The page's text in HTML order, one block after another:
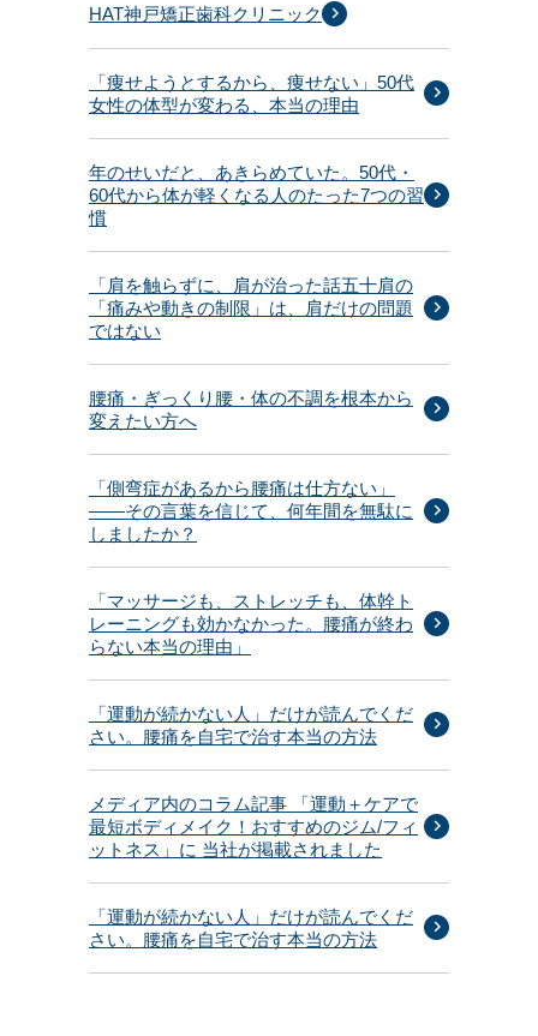
HAT神戸矯正歯科クリニック
「痩せようとするから、痩せない」50代
女性の体型が変わる、本当の理由
年のせいだと、あきらめていた。50代・
60代から体が軽くなる人のたった7つの習
慣
「肩を触らずに、肩が治った話五十肩の
「痛みや動きの制限」は、肩だけの問題
ではない
腰痛・ぎっくり腰・体の不調を根本から
変えたい方へ
「側弯症があるから腰痛は仕方ない」
——その言葉を信じて、何年間を無駄に
しましたか？
「マッサージも、ストレッチも、体幹ト
レーニングも効かなかった。腰痛が終わ
らない本当の理由」
「運動が続かない人」だけが読んでくだ
さい。腰痛を自宅で治す本当の方法
メディア内のコラム記事 「運動＋ケアで
最短ボディメイク！おすすめのジム/フィ
ットネス」に 当社が掲載されました
「運動が続かない人」だけが読んでくだ
さい。腰痛を自宅で治す本当の方法